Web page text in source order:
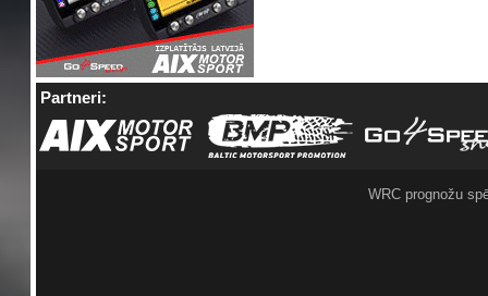
Partneri:
WRC prognožu